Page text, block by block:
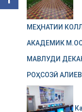
МЕҲНАТИИ
АКАДЕМИК
МАВЛУДИ
РОҲСОЗӢ